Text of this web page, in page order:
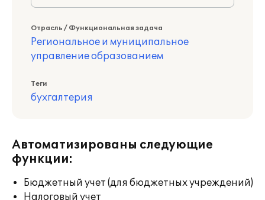
Отрасль / Функциональная задача
Региональное и муниципальное
управление образованием
Теги
бухгалтерия
Автоматизированы следующие
функции:
Бюджетный учет (для бюджетных учреждений)
Налоговый учет